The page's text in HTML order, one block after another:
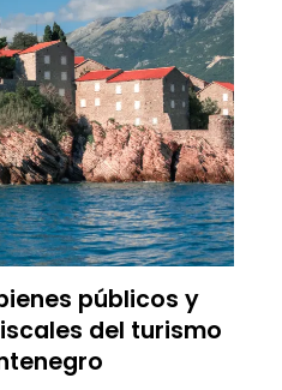
públicos y
del turismo